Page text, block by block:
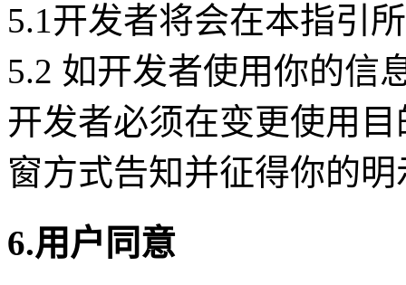
5.1开发者将会在本指引
5.2 如开发者使用你的信
开发者必须在变更使用
窗方式告知并征得你的
6.用户同意